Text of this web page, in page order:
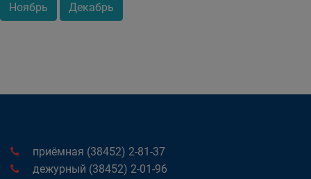
Ноябрь Декабрь
приёмная (38452) 2-81-37
дежурный (38452) 2-01-96